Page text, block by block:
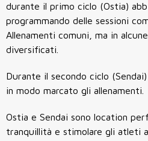
durante il primo ciclo (Ostia)
programmando delle sessioni
Allenamenti comuni, ma in
diversificati.
Durante il secondo ciclo
in modo marcato gli allenamenti.
Ostia e Sendai sono location
tranquillità e stimolare gli atleti